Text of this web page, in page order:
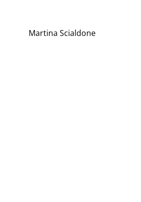
Martina Scialdone